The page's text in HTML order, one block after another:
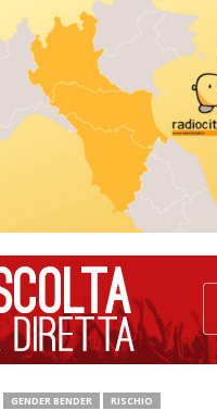
GENDER BENDER RISCHIO